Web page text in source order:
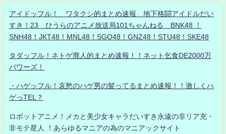
アイドッフル！ ワタクシ的まとめ速報 地下格闘アイドルだい
すき！23 ひうらのアニメ放送局101ちゃんねる BNK48 ！
SNH48！JKT48！MNL48！SGO48！GNZ48！STU48！SKE48
タダッフル！ネトゲ廃人的まとめ速報！！ネット乞食DE2000万
パワーズ！
・ハゲッフル！哀愁のハゲ男の髪ってるまとめ速報！！激しくハ
ゲっTEL？
ロボットアニメ！メカと美少女キャラだいすき永遠の非リア充・
非モテ星人 ！あらゆるマニアの為のマニアックサイト